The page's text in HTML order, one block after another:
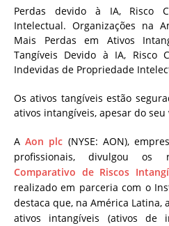
Perdas devido à IA, Risco
Intelectual. Organizações na
Mais Perdas em Ativos
Tangíveis Devido à IA, Risco
Indevidas de Propriedade
Os ativos tangíveis estão
ativos intangíveis, apesar do
AAon plc (NYSE: AON),
profissionais, divulgou os
Comparativo de Riscos
realizado em parceria com o
destaca que, na América Latina,
ativos intangíveis (ativos de